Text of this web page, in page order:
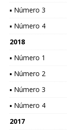
▪ Número 3
▪ Número 4
2018
▪ Número 1
▪ Número 2
▪ Número 3
▪ Número 4
2017